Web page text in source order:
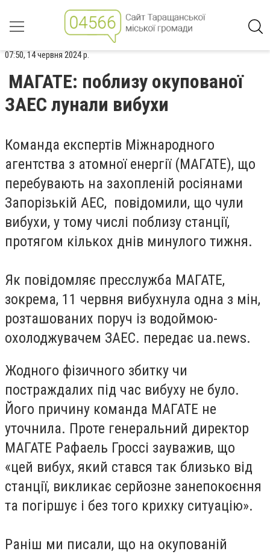
07:50, 14 червня 2024 р.
МАГАТЕ: поблизу окупованої
ЗАЕС лунали вибухи
Команда експертів Міжнародного
агентства з атомної енергії (МАГАТЕ), що
перебувають на захопленій росіянами
Запорізькій АЕС, повідомили, що чули
вибухи, у тому числі поблизу станції,
протягом кількох днів минулого тижня.
Як повідомляє пресслужба МАГАТЕ,
зокрема, 11 червня вибухнула одна з мін,
розташованих поруч із водоймою-
охолоджувачем ЗАЕС. передає ua.news.
Жодного фізичного збитку чи
постраждалих під час вибуху не було.
Його причину команда МАГАТЕ не
уточнила. Проте генеральний директор
МАГАТЕ Рафаель Гроссі зауважив, що
«цей вибух, який стався так близько від
станції, викликає серйозне занепокоєння
та погіршує і без того крихку ситуацію».
Раніш ми писали, що на окупованій